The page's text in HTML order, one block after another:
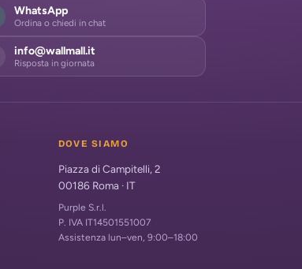
WhatsApp
Ordina o chiedi in chat
info@wallmall.it
Risposta in giornata
DOVE SIAMO
Piazza di Campitelli, 2
00186 Roma · IT
Purple S.r.l.
P. IVA IT14501551007
Assistenza lun–ven, 9:00–18:00